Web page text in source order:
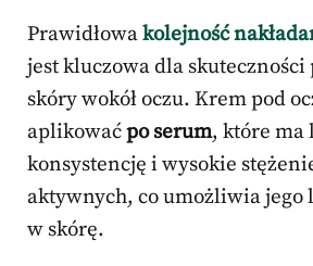
Prawidłowakolejność
jest kluczowa dla
skóry wokół oczu. Krem pod
aplikowaćpo serum, które ma
konsystencję i wysokie
aktywnych, co umożliwia jego
w skórę.